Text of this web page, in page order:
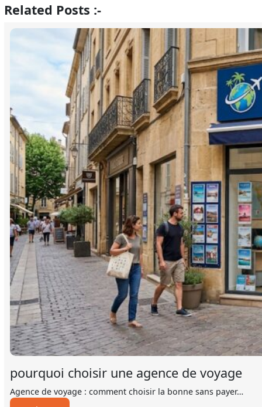
Related Posts :-
pourquoi choisir une agence de voyage
Agence de voyage : comment choisir la bonne sans payer…